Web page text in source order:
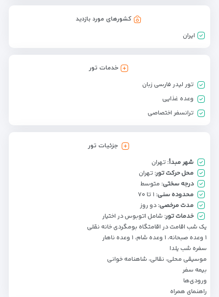
کشورهای مورد بازدید
ایران
خدمات تور
تور لیدر فارسی زبان
وعده غذایی
ترانسفر اختصاصی
جزئیات تور
شهر مبدأ: تهران
محل حرکت تور: تهران
درجه سختی: متوسط
محدوده سنی: ۱ تا ۷۰
مدت مرخصی: دو روز
خدمات تور: شامل اتوبوس در اختیار
یک شب اقامت در اقامتگاه بومگردی خانه نقلی
۱ وعده صبحانه، ۱ وعده شام، ۱ وعده ناهار
سفره شب یلدا
موسیقی محلی، نقالی، شاهنامه خوانی
بیمه سفر
ورودی‌ها
راهنمای همراه